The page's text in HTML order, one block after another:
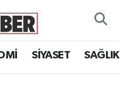
SİYASET SAĞLIK